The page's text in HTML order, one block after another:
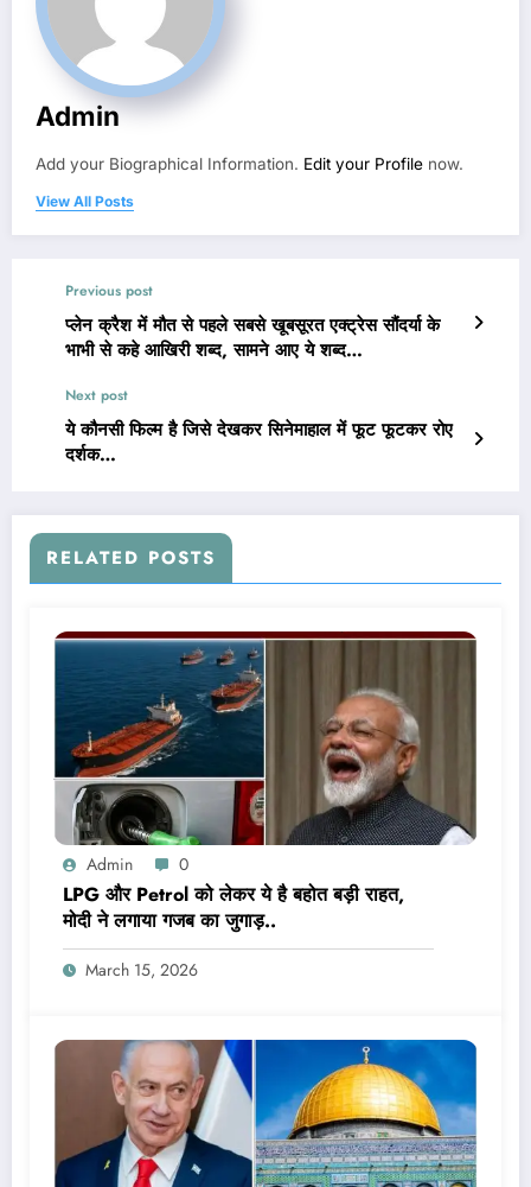
Admin
Add your Biographical Information. Edit your Profile now.
View All Posts
Previous post
प्लेन क्रैश में मौत से पहले सबसे खूबसूरत एक्ट्रेस सौंदर्या के
भाभी से कहे आखिरी शब्द, सामने आए ये शब्द…
Next post
ये कौनसी फिल्म है जिसे देखकर सिनेमाहाल में फूट फूटकर रोए
दर्शक…
RELATED POSTS
Admin 0
LPG और Petrol को लेकर ये है बहोत बड़ी राहत,
मोदी ने लगाया गजब का जुगाड़..
March 15, 2026